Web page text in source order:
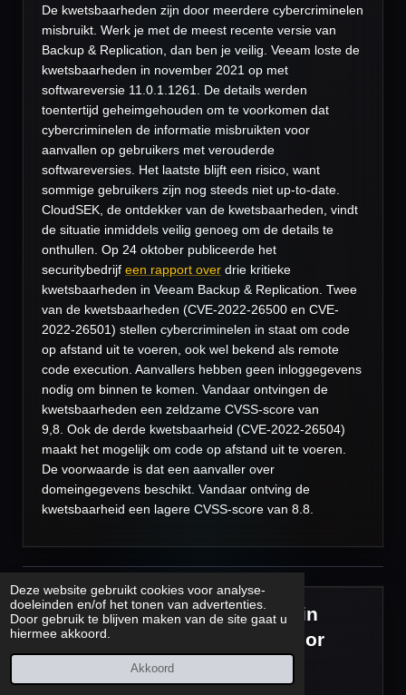
Deze website gebruikt cookies voor analyse-
doeleinden en/of het tonen van advertenties.
Door gebruik te blijven maken van de site gaat u
hiermee akkoord.
Akkoord
De kwetsbaarheden zijn door meerdere cybercriminelen
misbruikt. Werk je met de meest recente versie van
Backup & Replication, dan ben je veilig. Veeam loste de
kwetsbaarheden in november 2021 op met
softwareversie 11.0.1.1261. De details werden
toentertijd geheimgehouden om te voorkomen dat
cybercriminelen de informatie misbruikten voor
aanvallen op gebruikers met verouderde
softwareversies. Het laatste blijft een risico, want
sommige gebruikers zijn nog steeds niet up-to-date.
CloudSEK, de ontdekker van de kwetsbaarheden, vindt
de situatie inmiddels veilig genoeg om de details te
onthullen. Op 24 oktober publiceerde het
securitybedrijf een rapport over drie kritieke
kwetsbaarheden in Veeam Backup & Replication. Twee
van de kwetsbaarheden (CVE-2022-26500 en CVE-
2022-26501) stellen cybercriminelen in staat om code
op afstand uit te voeren, ook wel bekend als remote
code execution. Aanvallers hebben geen inloggegevens
nodig om binnen te komen. Vandaar ontvingen de
kwetsbaarheden een zeldzame CVSS-score van
9,8. Ook de derde kwetsbaarheid (CVE-2022-26504)
maakt het mogelijk om code op afstand uit te voeren.
De voorwaarde is dat een aanvaller over
domeingegevens beschikt. Vandaar ontving de
kwetsbaarheid een lagere CVSS-score van 8.8.
VS waarschuwt voor lekken in
Gigabyte-drivers gebruikt door
ransomware